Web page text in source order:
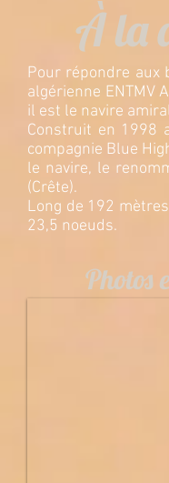
À la
Pour répondre aux
algérienne ENTMV
il est le navire
Construit en 1998
compagnie Blue
le navire, le
(Crête).
Long de 192
23,5 noeuds.
Photos